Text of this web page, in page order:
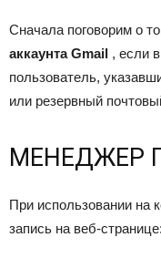
Сначала поговорим о
аккаунта Gmail , если
пользователь,
или резервный
МЕНЕДЖЕР
При использовании на
запись на веб-странице: